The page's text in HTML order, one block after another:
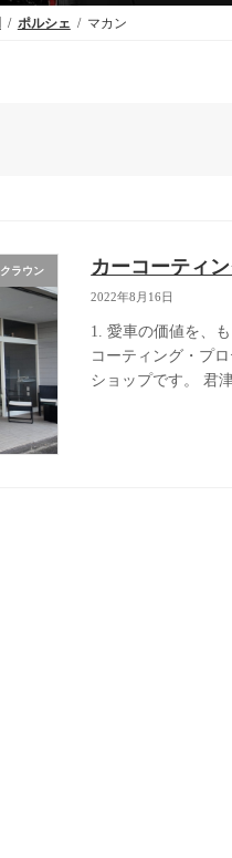
ポルシェ マカン
クラウン カーコーティ
2022年8月16日
1. 愛車の価値を、
コーティング・プ
ショップです。 君